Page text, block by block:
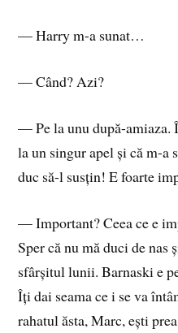
— Harry m-a sunat…
— Când? Azi?
— Pe la unu după-amiaza.
la un singur apel și că m-a
duc să-l susțin! E foarte
— Important? Ceea ce e
Sper că nu mă duci de nas
sfârșitul lunii. Barnaski e
Îți dai seama ce i se va
rahatul ăsta, Marc, ești